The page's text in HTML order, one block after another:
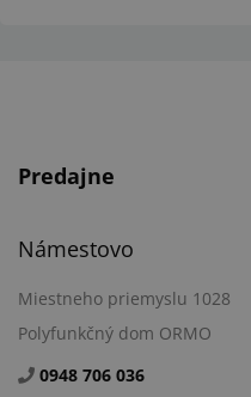
Predajne
Námestovo
Miestneho priemyslu 1028
Polyfunkčný dom ORMO
0948 706 036